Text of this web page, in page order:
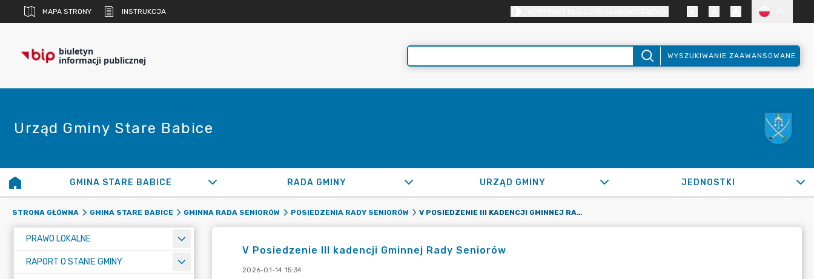
MAPA STRONY INSTRUKCJA
biuletyn
informacji publicznej WYSZUKIWANIE ZAAWANSOWANE
Urząd Gminy Stare Babice
GMINA STARE BABICE RADA GMINY URZĄD GMINY JEDNOSTKI
STRONA GŁÓWNA GMINA STARE BABICE GMINNA RADA SENIORÓW POSIEDZENIA RADY SENIORÓW V POSIEDZENIE III KADENCJI GMINNEJ RADY SENIORÓW
PRAWO LOKALNE
RAPORT O STANIE GMINY
V Posiedzenie III kadencji Gminnej Rady Seniorów
2026-01-14 15:34